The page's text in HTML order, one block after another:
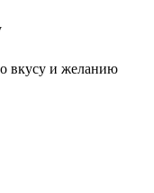
вкусу и желанию